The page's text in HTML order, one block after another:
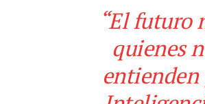
“El futuro
quienes